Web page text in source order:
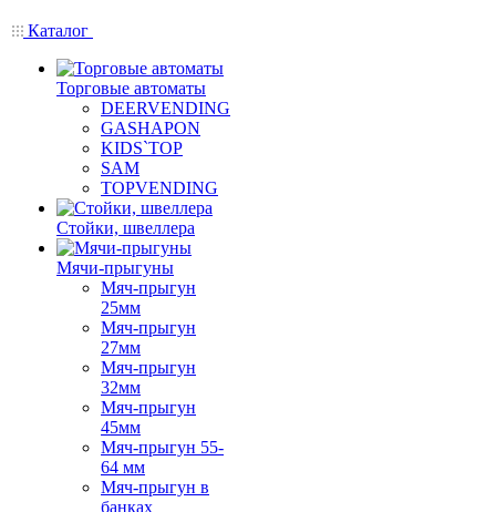
Каталог
Торговые автоматы
DEERVENDING
GASHAPON
KIDS`TOP
SAM
TOPVENDING
Стойки, швеллера
Мячи-прыгуны
Мяч-прыгун
25мм
Мяч-прыгун
27мм
Мяч-прыгун
32мм
Мяч-прыгун
45мм
Мяч-прыгун 55-
64 мм
Мяч-прыгун в
банках